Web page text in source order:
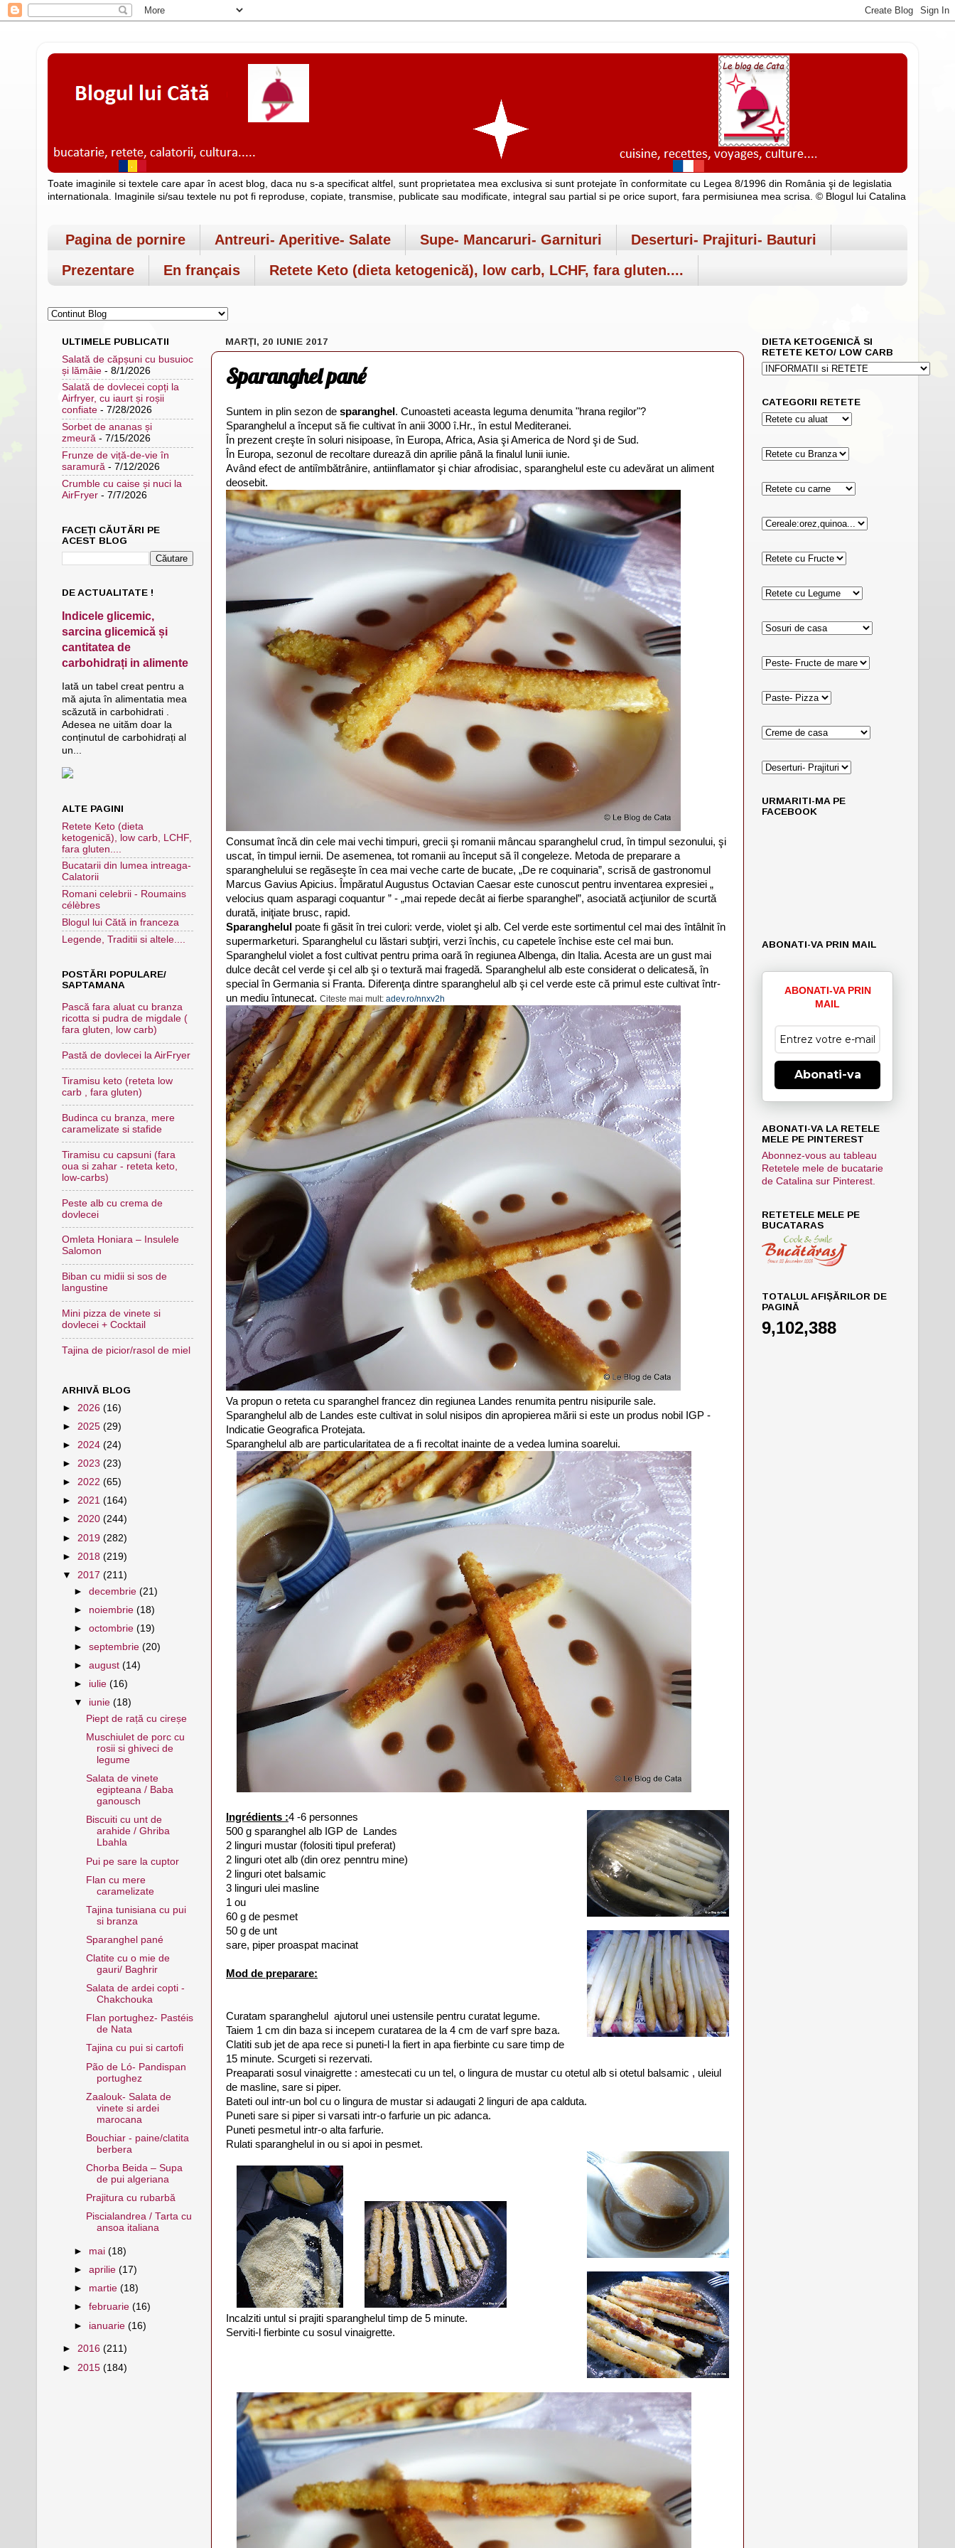
Toate imaginile si textele care apar în acest blog, daca nu s-a specificat altfel, sunt proprietatea mea exclusiva si sunt protejate în conformitate cu Legea 8/1996 din România şi de legislatia
internationala. Imaginile si/sau textele nu pot fi reproduse, copiate, transmise, publicate sau modificate, integral sau partial si pe orice suport, fara permisiunea mea scrisa. © Blogul lui Catalina
Pagina de pornire Antreuri- Aperitive- Salate Supe- Mancaruri- Garnituri
Deserturi- Prajituri- Bauturi
Prezentare
En français Retete Keto (dieta ketogenică), low carb, LCHF, fara gluten....
MARȚI, 20 IUNIE 2017
Sparanghel pané
Suntem in plin sezon de sparanghel. Cunoasteti aceasta leguma denumita "hrana regilor"?
Sparanghelul a început să fie cultivat în anii 3000 î.Hr., în estul Mediteranei.
În prezent creşte în soluri nisipoase, în Europa, Africa, Asia şi America de Nord şi de Sud.
În Europa, sezonul de recoltare durează din aprilie până la finalul lunii iunie.
Având efect de antiîmbătrânire, antiinflamator şi chiar afrodisiac, sparanghelul este cu adevărat un aliment
deosebit.
Consumat încă din cele mai vechi timpuri, grecii şi romanii mâncau sparanghelul crud, în timpul sezonului, şi
uscat, în timpul iernii. De asemenea, tot romanii au început să îl congeleze. Metoda de preparare a
sparanghelului se regăseşte în cea mai veche carte de bucate, „De re coquinaria”, scrisă de gastronomul
Marcus Gavius Apicius. Împăratul Augustus Octavian Caesar este cunoscut pentru inventarea expresiei „
velocius quam asparagi coquantur ” - „mai repede decât ai fierbe sparanghel”, asociată acţiunilor de scurtă
durată, iniţiate brusc, rapid.
Sparanghelul poate fi găsit în trei culori: verde, violet şi alb. Cel verde este sortimentul cel mai des întâlnit în
supermarketuri. Sparanghelul cu lăstari subţiri, verzi închis, cu capetele închise este cel mai bun.
Sparanghelul violet a fost cultivat pentru prima oară în regiunea Albenga, din Italia. Acesta are un gust mai
dulce decât cel verde şi cel alb şi o textură mai fragedă. Sparanghelul alb este considerat o delicatesă, în
special în Germania si Franta. Diferenţa dintre sparanghelul alb şi cel verde este că primul este cultivat într-
un mediu întunecat. Citeste mai mult: adev.ro/nnxv2h
Va propun o reteta cu sparanghel francez din regiunea Landes renumita pentru nisipurile sale.
Sparanghelul alb de Landes este cultivat in solul nisipos din apropierea mării si este un produs nobil IGP -
Indicatie Geografica Protejata.
Sparanghelul alb are particularitatea de a fi recoltat inainte de a vedea lumina soarelui.
Ingrédients :4 -6 personnes
500 g sparanghel alb IGP de Landes
2 linguri mustar (folositi tipul preferat)
2 linguri otet alb (din orez penntru mine)
2 linguri otet balsamic
3 linguri ulei masline
1 ou
60 g de pesmet
50 g de unt
sare, piper proaspat macinat
Mod de preparare:
Curatam sparanghelul ajutorul unei ustensile pentru curatat legume.
Taiem 1 cm din baza si incepem curatarea de la 4 cm de varf spre baza.
Clatiti sub jet de apa rece si puneti-l la fiert in apa fierbinte cu sare timp de
15 minute. Scurgeti si rezervati.
Preaparati sosul vinaigrette : amestecati cu un tel, o lingura de mustar cu otetul alb si otetul balsamic , uleiul
de masline, sare si piper.
Bateti oul intr-un bol cu o lingura de mustar si adaugati 2 linguri de apa calduta.
Puneti sare si piper si varsati intr-o farfurie un pic adanca.
Puneti pesmetul intr-o alta farfurie.
Rulati sparanghelul in ou si apoi in pesmet.
Incalziti untul si prajiti sparanghelul timp de 5 minute.
Serviti-l fierbinte cu sosul vinaigrette.
ULTIMELE PUBLICATII
Salată de căpșuni cu busuioc
și lămâie - 8/1/2026
Salată de dovlecei copți la
Airfryer, cu iaurt și roșii
confiate - 7/28/2026
Sorbet de ananas și
zmeură - 7/15/2026
Frunze de viță-de-vie în
saramură - 7/12/2026
Crumble cu caise și nuci la
AirFryer - 7/7/2026
FACEȚI CĂUTĂRI PE
ACEST BLOG
DE ACTUALITATE !
Indicele glicemic,
sarcina glicemică și
cantitatea de
carbohidrați in alimente
Iată un tabel creat pentru a
mă ajuta în alimentatia mea
scăzută in carbohidrati .
Adesea ne uităm doar la
conținutul de carbohidrați al
un...
ALTE PAGINI
Retete Keto (dieta
ketogenică), low carb, LCHF,
fara gluten....
Bucatarii din lumea intreaga-
Calatorii
Romani celebrii - Roumains
célèbres
Blogul lui Cătă in franceza
Legende, Traditii si altele....
POSTĂRI POPULARE/
SAPTAMANA
Pască fara aluat cu branza
ricotta si pudra de migdale (
fara gluten, low carb)
Pastă de dovlecei la AirFryer
Tiramisu keto (reteta low
carb , fara gluten)
Budinca cu branza, mere
caramelizate si stafide
Tiramisu cu capsuni (fara
oua si zahar - reteta keto,
low-carbs)
Peste alb cu crema de
dovlecei
Omleta Honiara – Insulele
Salomon
Biban cu midii si sos de
langustine
Mini pizza de vinete si
dovlecei + Cocktail
Tajina de picior/rasol de miel
ARHIVĂ BLOG
► 2026 (16)
► 2025 (29)
► 2024 (24)
► 2023 (23)
► 2022 (65)
► 2021 (164)
► 2020 (244)
► 2019 (282)
► 2018 (219)
▼ 2017 (211)
►decembrie(21)
► noiembrie(18)
►octombrie(19)
►septembrie(20)
►august(14)
► iulie(16)
▼ iunie(18)
Piept de rață cu cireșe
Muschiulet de porc cu
rosii si ghiveci de
legume
Salata de vinete
egipteana / Baba
ganousch
Biscuiti cu unt de
arahide / Ghriba
Lbahla
Pui pe sare la cuptor
Flan cu mere
caramelizate
Tajina tunisiana cu pui
si branza
Sparanghel pané
Clatite cu o mie de
gauri/ Baghrir
Salata de ardei copti -
Chakchouka
Flan portughez- Pastéis
de Nata
Tajina cu pui si cartofi
Pão de Ló- Pandispan
portughez
Zaalouk- Salata de
vinete si ardei
marocana
Bouchiar - paine/clatita
berbera
Chorba Beida – Supa
de pui algeriana
Prajitura cu rubarbă
Piscialandrea / Tarta cu
ansoa italiana
► mai(18)
►aprilie(17)
► martie(18)
►februarie(16)
► ianuarie(16)
► 2016 (211)
► 2015 (184)
DIETA KETOGENICĂ SI
RETETE KETO/ LOW CARB
CATEGORII RETETE
URMARITI-MA PE
FACEBOOK
ABONATI-VA PRIN MAIL
ABONATI-VA PRIN
MAIL
Abonati-va
ABONATI-VA LA RETELE
MELE PE PINTEREST
Abonnez-vous au tableau
Retetele mele de bucatarie
de Catalina sur Pinterest.
RETETELE MELE PE
BUCATARAS
TOTALUL AFIȘĂRILOR DE
PAGINĂ
9,102,388